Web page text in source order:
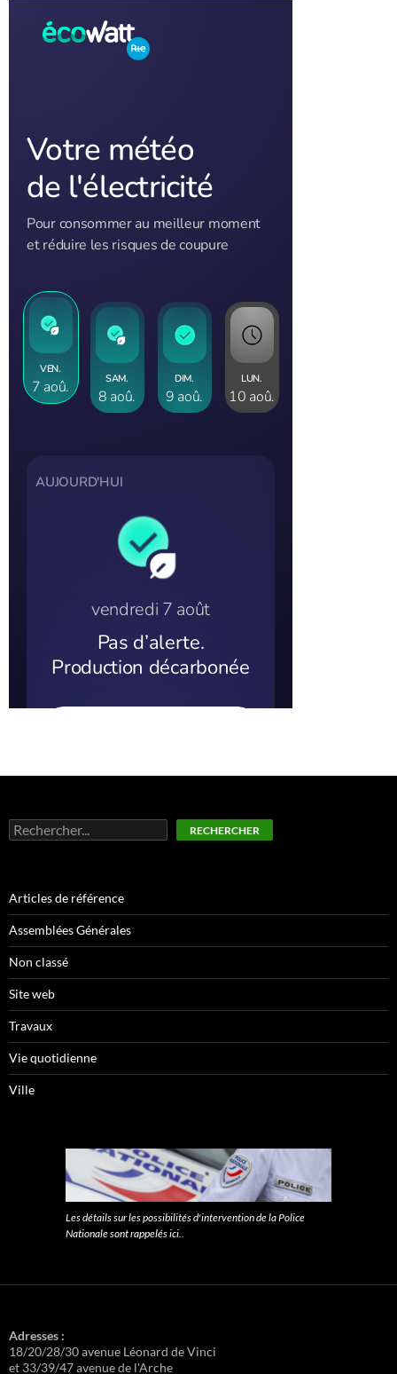
Rechercher RECHERCHER
Articles de référence
Assemblées Générales
Non classé
Site web
Travaux
Vie quotidienne
Ville
Les détails sur les possibilités d'intervention de la Police
Nationale sont rappelés ici..
Adresses :
18/20/28/30 avenue Léonard de Vinci
et 33/39/47 avenue de l'Arche